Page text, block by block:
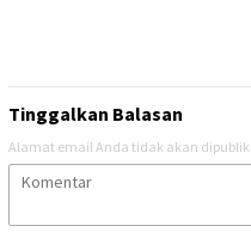
Tinggalkan Balasan
Alamat email Anda tidak akan